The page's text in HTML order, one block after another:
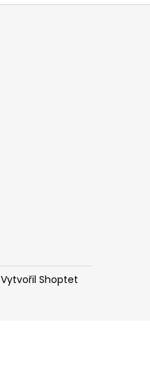
Vytvořil Shoptet